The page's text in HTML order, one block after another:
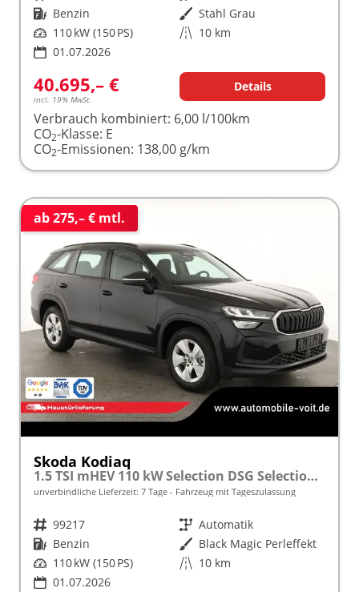
Kraftstoff Benzin Außenfarbe Stahl Grau
Leistung 110 kW (150 PS) Kilometerstand 10 km
01.07.2026
40.695,– €
incl. 19% MwSt.
Details
Verbrauch kombiniert: 6,00 l/100km
CO2-Klasse: E
CO2-Emissionen: 138,00 g/km
ab 275,– € mtl.
Skoda Kodiaq
1.5 TSI mHEV 110 kW Selection DSG Selection, AHK, Navi, Side, Kamera, Winter, 4 J.- Garantie
unverbindliche Lieferzeit: 7 Tage Fahrzeug mit Tageszulassung
Fahrzeugnr. 99217 Getriebe Automatik
Kraftstoff Benzin Außenfarbe Black Magic Perleffekt
Leistung 110 kW (150 PS) Kilometerstand 10 km
01.07.2026